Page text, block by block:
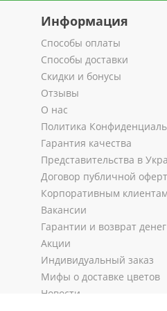
Информация
Способы оплаты
Способы доставки
Скидки и бонусы
Отзывы
О нас
Политика
Гарантия качества
Представительства в
Договор публичной
Корпоративным клиентам
Вакансии
Гарантии и возврат денег
Акции
Индивидуальный заказ
Мифы о доставке цветов
Новости